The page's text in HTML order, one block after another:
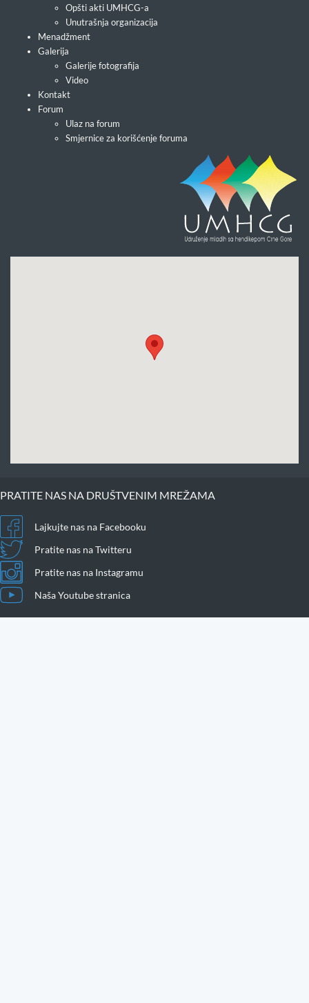
Opšti akti UMHCG-a
Unutrašnja organizacija
Menadžment
Galerija
Galerije fotografija
Video
Kontakt
Forum
Ulaz na forum
Smjernice za korišćenje foruma
PRATITE NAS NA DRUŠTVENIM MREŽAMA
Lajkujte nas na Facebooku
Pratite nas na Twitteru
Pratite nas na Instagramu
Naša Youtube stranica